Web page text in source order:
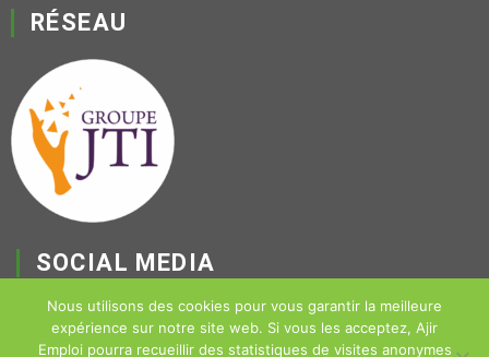
RÉSEAU
SOCIAL MEDIA
a
Nous utilisons des cookies pour vous garantir la meilleure
expérience sur notre site web. Si vous les acceptez, Ajir
Emploi pourra recueillir des statistiques de visites anonymes